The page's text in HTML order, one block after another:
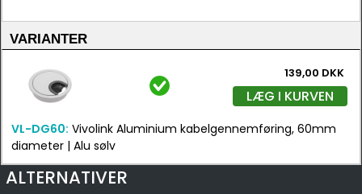
VARIANTER
139,00 DKK
LÆG I KURVEN
VL-DG60: Vivolink Aluminium kabelgennemføring, 60mm
diameter | Alu sølv
ALTERNATIVER